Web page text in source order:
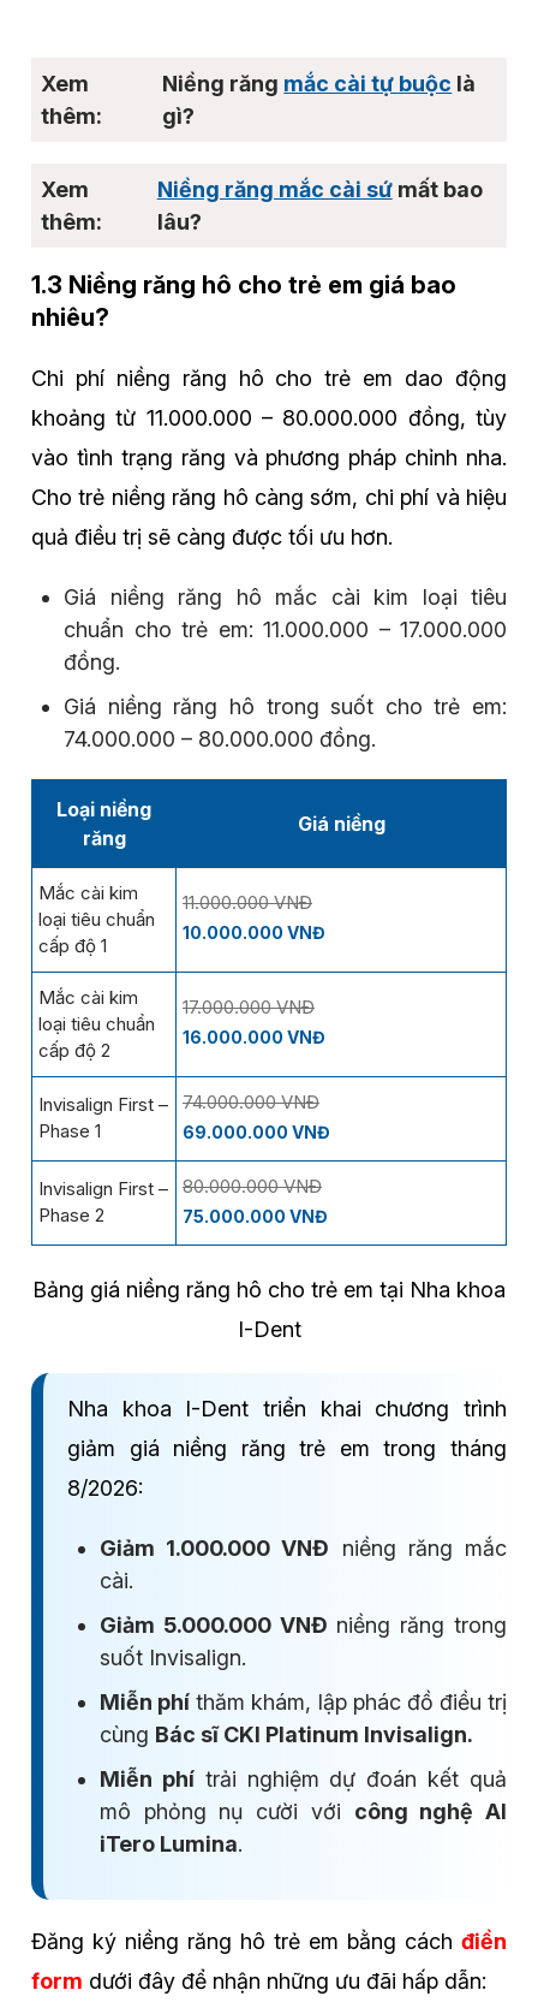
Niềng răng mắc cài tự buộc là
gì?
Niềng răng mắc cài sứmất bao
lâu?
1.3 Niềng răng hô cho trẻ em giá bao
nhiêu?
Chi phí niềng răng hô cho trẻ em dao động
khoảng từ 11.000.000 – 80.000.000 đồng, tùy
vào tình trạng răng và phương pháp chỉnh nha.
Cho trẻ niềng răng hô càng sớm, chi phí và hiệu
quả điều trị sẽ càng được tối ưu hơn.
Giá niềng răng hô mắc cài kim loại tiêu
chuẩn cho trẻ em: 11.000.000 – 17.000.000
đồng.
Giá niềng răng hô trong suốt cho trẻ em:
74.000.000 – 80.000.000 đồng.
Loại niềng
răng
Giá niềng
Mắc cài kim
loại tiêu chuẩn
cấp độ 1
11.000.000 VNĐ
10.000.000 VNĐ
Mắc cài kim
loại tiêu chuẩn
cấp độ 2
17.000.000 VNĐ
16.000.000 VNĐ
Invisalign First –
Phase 1
74.000.000 VNĐ
69.000.000 VNĐ
Invisalign First –
Phase 2
80.000.000 VNĐ
75.000.000 VNĐ
Bảng giá niềng răng hô cho trẻ em tại Nha khoa
I-Dent
Nha khoa I-Dent triển khai chương trình
giảm giá niềng răng trẻ em trong tháng
8/2026:
Giảm 1.000.000 VNĐ niềng răng mắc
cài.
Giảm 5.000.000 VNĐ niềng răng trong
suốt Invisalign.
Miễn phí thăm khám, lập phác đồ điều trị
cùng Bác sĩ CKI Platinum Invisalign.
Miễn phítrải nghiệm dự đoán kết quả
mô phỏng nụ cười với công nghệ AI
iTero Lumina.
Đăng ký niềng răng hô trẻ em bằng cách điền
form dưới đây để nhận những ưu đãi hấp dẫn: